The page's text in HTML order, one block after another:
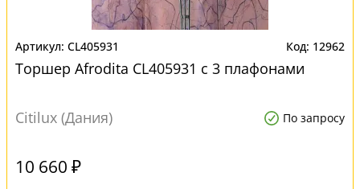
CL405931 12962
Торшер Afrodita CL405931 с 3 плафонами
Citilux (Дания) По запросу
10 660 ₽